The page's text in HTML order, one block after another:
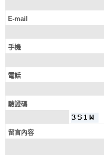
E-mail
手機
電話
驗證碼
留言內容